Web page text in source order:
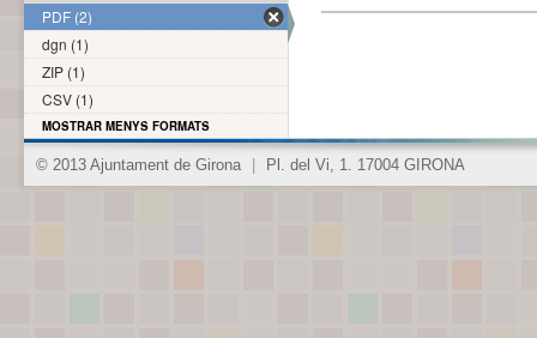
PDF (2)
dgn (1)
ZIP (1)
CSV (1)
MOSTRAR MENYS FORMATS
© 2013 Ajuntament de Girona Pl. del Vi, 1. 17004 GIRONA